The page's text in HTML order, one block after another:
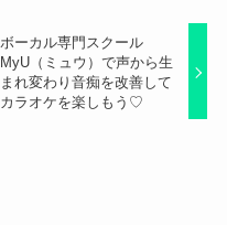
ボーカル専門スクール
MyU（ミュウ）で声から生
まれ変わり音痴を改善して
カラオケを楽しもう♡